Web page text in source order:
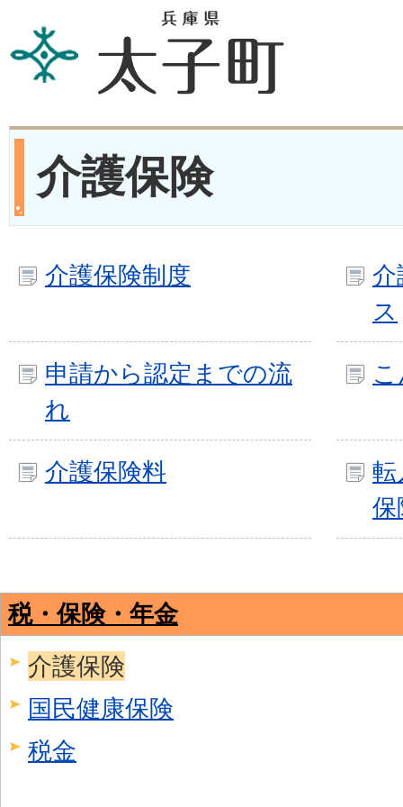
介護保険
介護保険制度
介
ス
申請から認定までの流
れ
介護保険料
転
保
税・保険・年金
介護保険
国民健康保険
税金